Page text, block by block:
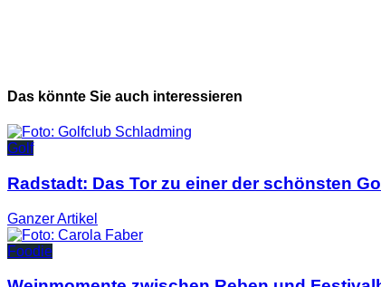
Das könnte Sie auch interessieren
Golf
Radstadt: Das Tor zu einer der schönsten
GanzerArtikel
Foodie